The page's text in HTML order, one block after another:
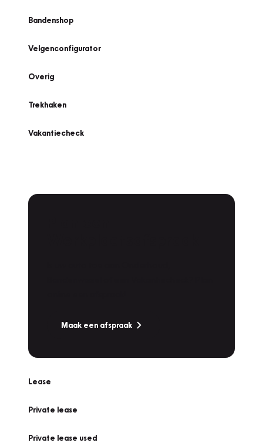
Bandenshop
Velgenconfigurator
Overig
Trekhaken
Vakantiecheck
Maak een afspraak
Lease
Private lease
Private lease used